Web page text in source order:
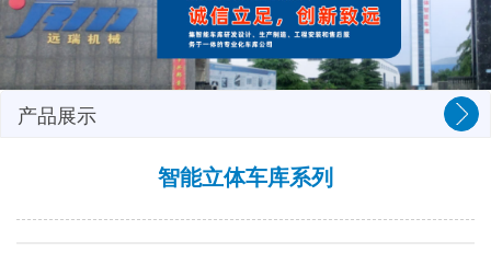
产品展示
智能立体车库系列